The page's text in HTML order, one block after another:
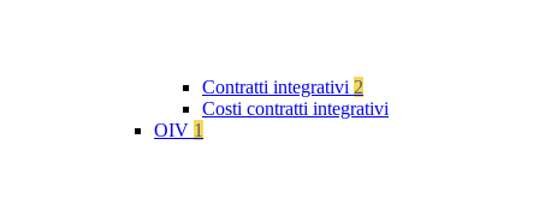
Contratti integrativi 2
Costi contratti integrativi
OIV 1